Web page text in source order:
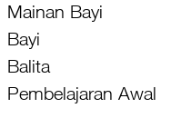
Mainan Bayi
Bayi
Balita
Pembelajaran Awal